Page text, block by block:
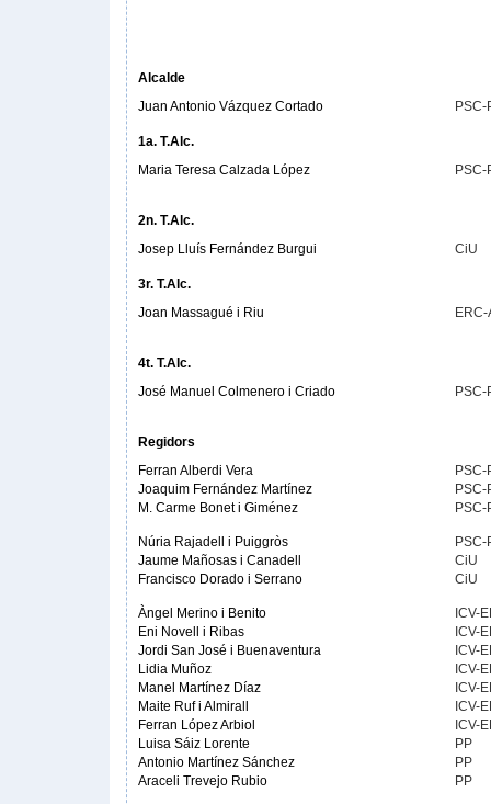
Alcalde
Juan Antonio Vázquez Cortado
PSC-
1a. T.Alc.
Maria Teresa Calzada López
PSC-
2n. T.Alc.
Josep Lluís Fernández Burgui
CiU
3r. T.Alc.
Joan Massagué i Riu
ERC-
4t. T.Alc.
José Manuel Colmenero i Criado
PSC-
Regidors
Ferran Alberdi Vera
PSC-
Joaquim Fernández Martínez
PSC-
M. Carme Bonet i Giménez
PSC-
Núria Rajadell i Puiggròs
PSC-
Jaume Mañosas i Canadell
CiU
Francisco Dorado i Serrano
CiU
Àngel Merino i Benito
ICV-
Eni Novell i Ribas
ICV-
Jordi San José i Buenaventura
ICV-
Lidia Muñoz
ICV-
Manel Martínez Díaz
ICV-
Maite Ruf i Almirall
ICV-
Ferran López Arbiol
ICV-
Luisa Sáiz Lorente
PP
Antonio Martínez Sánchez
PP
Araceli Trevejo Rubio
PP